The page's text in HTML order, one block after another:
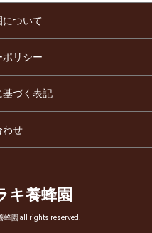
について
ポリシー
基づく表記
わせ
キ養蜂園
蜂園 all rights reserved.